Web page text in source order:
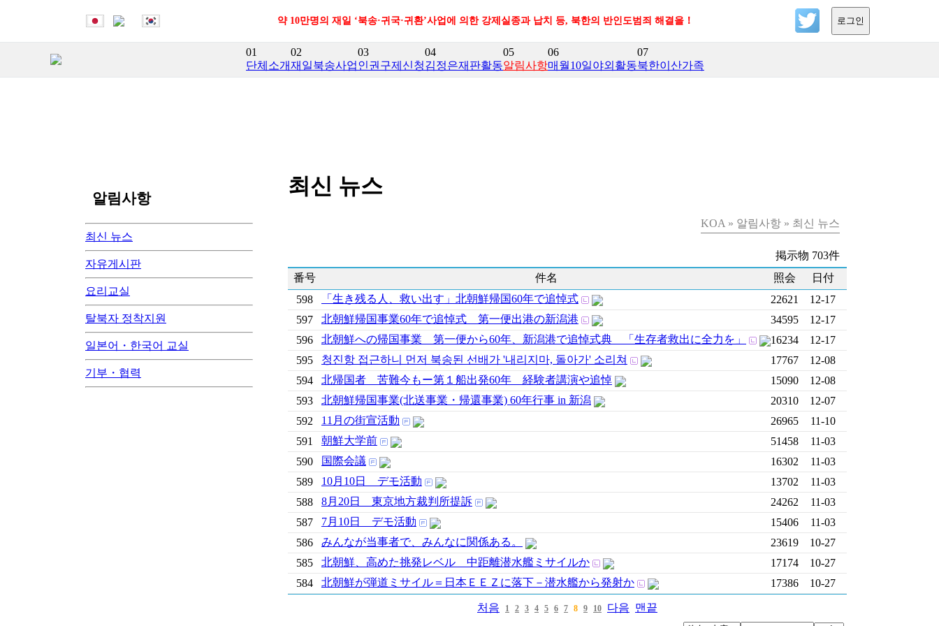
약 10만명의 재일 ‘북송·귀국·귀환’사업에 의한 강제실종과 납치 등, 북한의 반인도범죄 해결을！ 로그인
01
단체소개
02
재일북송사업
03
인권구제신청
04
김정은재판활동
05
알림사항
06
매월10일야외활동
07
북한이산가족
알림사항
최신 뉴스
자유게시판
요리교실
탈북자 정착지원
일본어・한국어 교실
기부・협력
최신 뉴스
KOA » 알림사항 » 최신 뉴스
掲示物 703件
番号
件名 照会
日付
598
「生き残る人、救い出す」北朝鮮帰国60年で追悼式 22621
12-17
597
北朝鮮帰国事業60年で追悼式 第一便出港の新潟港 34595
12-17
596
北朝鮮への帰国事業 第一便から60年、新潟港で追悼式典 「生存者救出に全力を」 16234
12-17
595
청진항 접근하니 먼저 북송된 선배가 '내리지마, 돌아가' 소리쳐 17767
12-08
594
北帰国者 苦難今もー第１船出発60年 経験者講演や追悼 15090
12-08
593
北朝鮮帰国事業(北送事業・帰還事業) 60年行事 in 新潟 20310
12-07
592
11月の街宣活動 26965
11-10
591
朝鮮大学前 51458
11-03
590
国際会議 16302
11-03
589
10月10日 デモ活動 13702
11-03
588
8月20日 東京地方裁判所提訴 24262
11-03
587
7月10日 デモ活動 15406
11-03
586
みんなが当事者で、みんなに関係ある。 23619
10-27
585
北朝鮮、高めた挑発レベル 中距離潜水艦ミサイルか 17174
10-27
584
北朝鮮が弾道ミサイル＝日本ＥＥＺに落下－潜水艦から発射か 17386 10-27
처음 1 2 3 4 5 6 7 8 9 10 다음 맨끝